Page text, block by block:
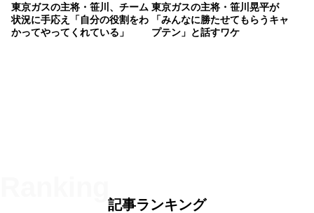
東京ガスの主将・笹川、チーム
状況に手応え「自分の役割をわ
かってやってくれている」
東京ガスの主将・笹川晃平が
「みんなに勝たせてもらうキャ
プテン」と話すワケ
記事ランキング